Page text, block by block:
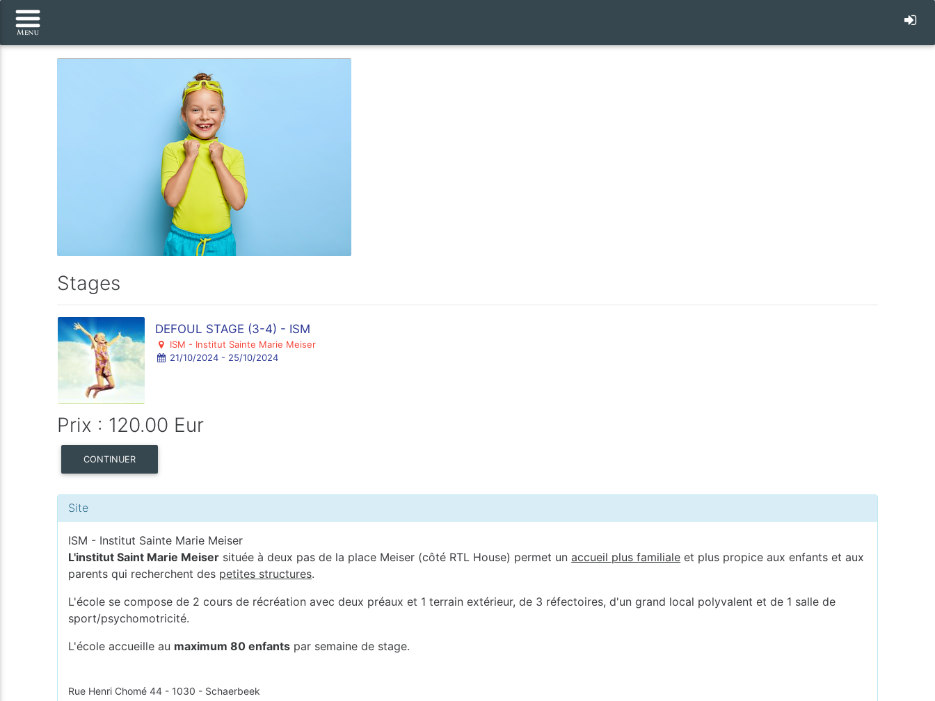
Stages
DEFOUL STAGE (3-4) - ISM
ISM - Institut Sainte Marie Meiser
21/10/2024 - 25/10/2024
Prix : 120.00 Eur
CONTINUER
Site
ISM - Institut Sainte Marie Meiser
L'institut Saint Marie Meiser située à deux pas de la place Meiser (côté RTL House) permet unaccueil plus familiale et plus propice aux enfants et aux
parents qui recherchent des petites structures.
L'école se compose de 2 cours de récréation avec deux préaux et 1 terrain extérieur, de 3 réfectoires, d'un grand local polyvalent et de 1 salle de
sport/psychomotricité.
L'école accueille au maximum 80 enfants par semaine de stage.
Rue Henri Chomé 44 - 1030 - Schaerbeek